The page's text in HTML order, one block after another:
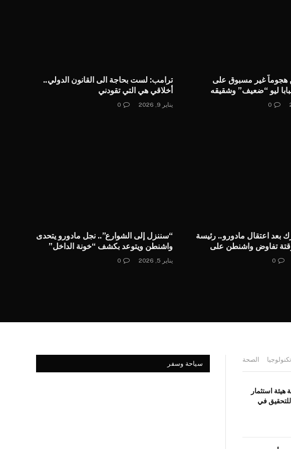
هجوماً غير مسبوق على
ليو “ضعيف” وشقيقه
0
ترامب: لست بحاجة الى القانون الدولي..
أخلاقي هي التي تقودني
يناير 9, 2026 0
بعد اعتقال مادورو.. رئيسة
تفاوض واشنطن على
وتدعو لعلاقة متوازنة
0
“سننزل إلى الشوارع”.. نجل مادورو يتحدى
واشنطن ويتوعد بكشف “خونة الداخل”
يناير 5, 2026 0
تكنولوجيا الصحة
استثمار
في
سياحة وسفر